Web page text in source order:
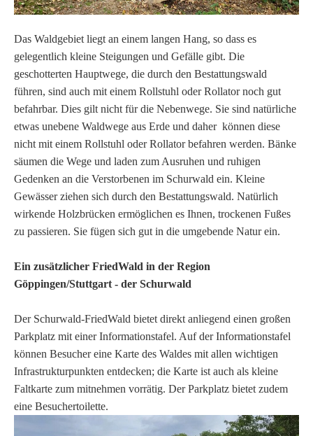
Das Waldgebiet liegt an einem langen Hang, so dass es
gelegentlich kleine Steigungen und Gefälle gibt. Die
geschotterten Hauptwege, die durch den Bestattungswald
führen, sind auch mit einem Rollstuhl oder Rollator noch gut
befahrbar. Dies gilt nicht für die Nebenwege. Sie sind natürliche
etwas unebene Waldwege aus Erde und daher können diese
nicht mit einem Rollstuhl oder Rollator befahren werden. Bänke
säumen die Wege und laden zum Ausruhen und ruhigen
Gedenken an die Verstorbenen im Schurwald ein. Kleine
Gewässer ziehen sich durch den Bestattungswald. Natürlich
wirkende Holzbrücken ermöglichen es Ihnen, trockenen Fußes
zu passieren. Sie fügen sich gut in die umgebende Natur ein.
Ein zusätzlicher FriedWald in der Region
Göppingen/Stuttgart - der Schurwald
Der Schurwald-FriedWald bietet direkt anliegend einen großen
Parkplatz mit einer Informationstafel. Auf der Informationstafel
können Besucher eine Karte des Waldes mit allen wichtigen
Infrastrukturpunkten entdecken; die Karte ist auch als kleine
Faltkarte zum mitnehmen vorrätig. Der Parkplatz bietet zudem
eine Besuchertoilette.